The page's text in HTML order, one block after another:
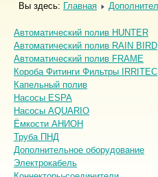
Вы здесь: Главная
Автоматический полив HUNTER
Автоматический полив RAIN BIRD
Автоматический полив FRAME
Короба Фитинги Фильтры IRRITEC
Капельный полив
Насосы ESPA
Насосы AQUARIO
Ёмкости АНИОН
Труба ПНД
Дополнительное оборудование
Электрокабель